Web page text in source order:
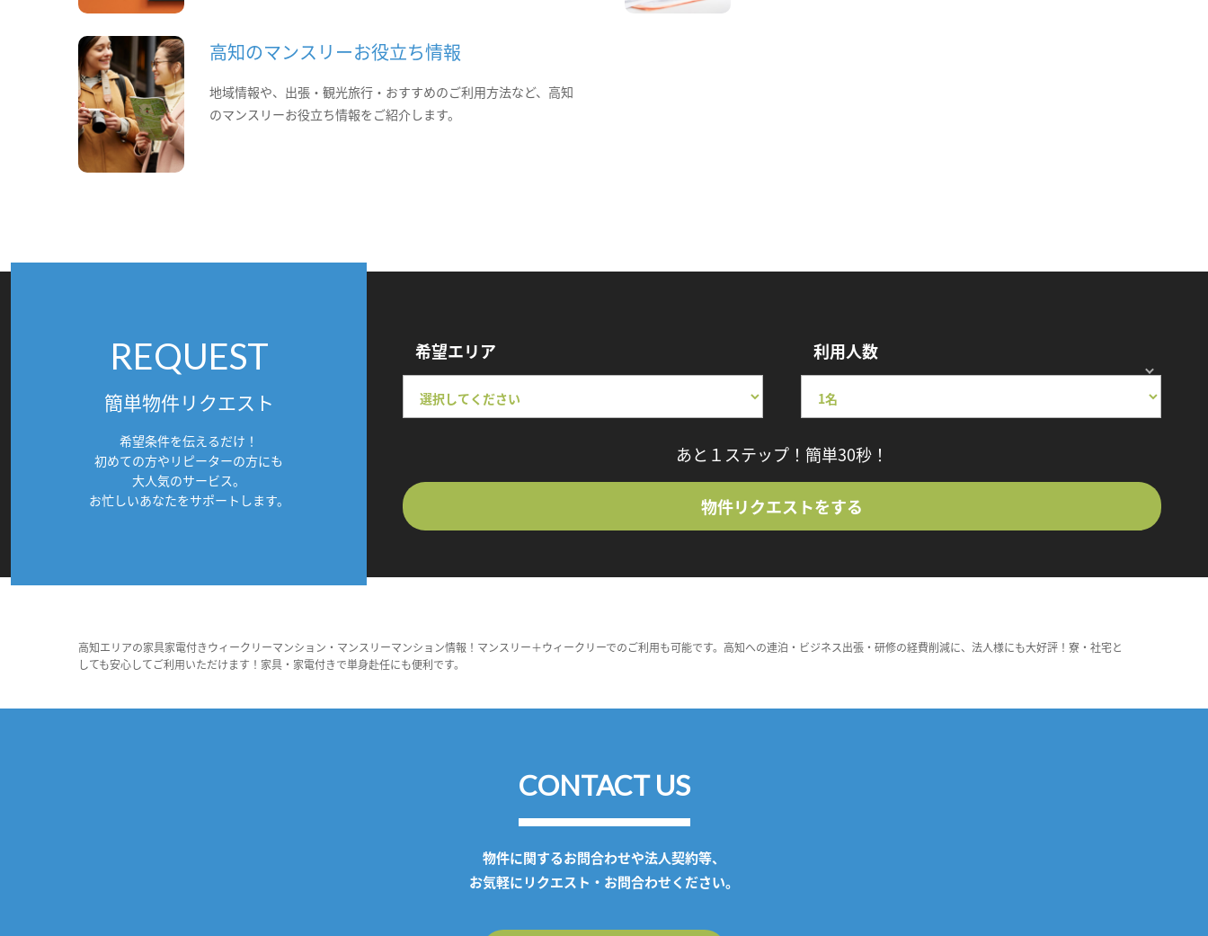
高知のマンスリーお役立ち情報
地域情報や、出張・観光旅行・おすすめのご利用方法など、高知
のマンスリーお役立ち情報をご紹介します。
REQUEST
簡単物件リクエスト
希望条件を伝えるだけ！
初めての方やリピーターの方にも
大人気のサービス。
お忙しいあなたをサポートします。
希望エリア 利用人数
あと１ステップ！簡単30秒！
物件リクエストをする
高知エリアの家具家電付きウィークリーマンション・マンスリーマンション情報！マンスリー＋ウィークリーでのご利用も可能です。高知への連泊・ビジネス出張・研修の経費削減に、法人様にも大好評！寮・社宅と
しても安心してご利用いただけます！家具・家電付きで単身赴任にも便利です。
CONTACT US
物件に関するお問合わせや法人契約等、
お気軽にリクエスト・お問合わせください。